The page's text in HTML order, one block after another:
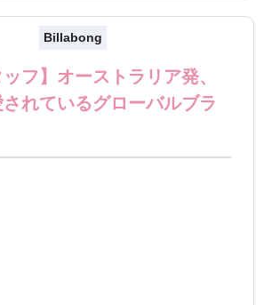
Billabong
ッフ】オーストラリア発、
れているグローバルブラ